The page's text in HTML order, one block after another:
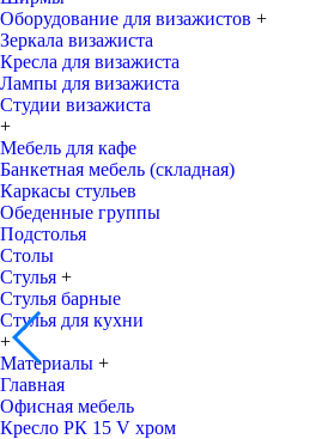
Оборудование для визажистов +
Зеркала визажиста
Кресла для визажиста
Лампы для визажиста
Студии визажиста
+
Мебель для кафе
Банкетная мебель (складная)
Каркасы стульев
Обеденные группы
Подстолья
Столы
Стулья +
Стулья барные
Стулья для кухни
+
Материалы +
Главная
Офисная мебель
Кресло РК 15 V хром